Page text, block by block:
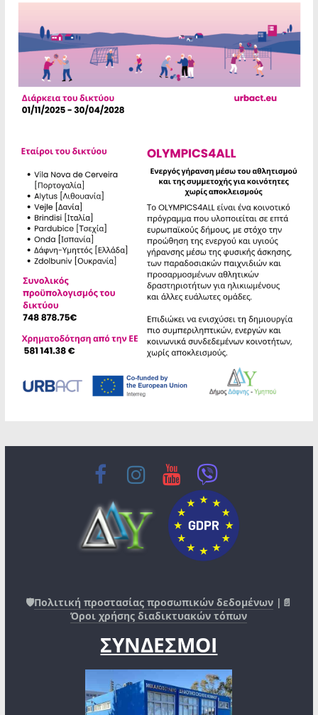
🛡️Πολιτική προστασίας προσωπικών δεδομένων |📄
Όροι χρήσης διαδικτυακών τόπων
ΣΥΝΔΕΣΜΟΙ